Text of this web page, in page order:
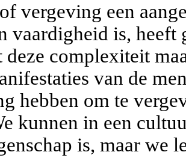
vergeving een
vaardigheid is,
deze complexiteit
van de
hebben om te
kunnen in een
is, maar we